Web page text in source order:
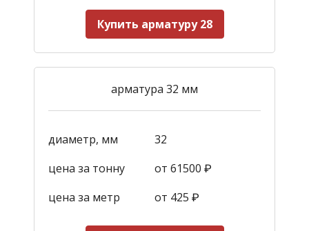
Купить арматуру 28
арматура 32 мм
диаметр, мм
32
цена за тонну
от 61500 ₽
цена за метр
от 425 ₽